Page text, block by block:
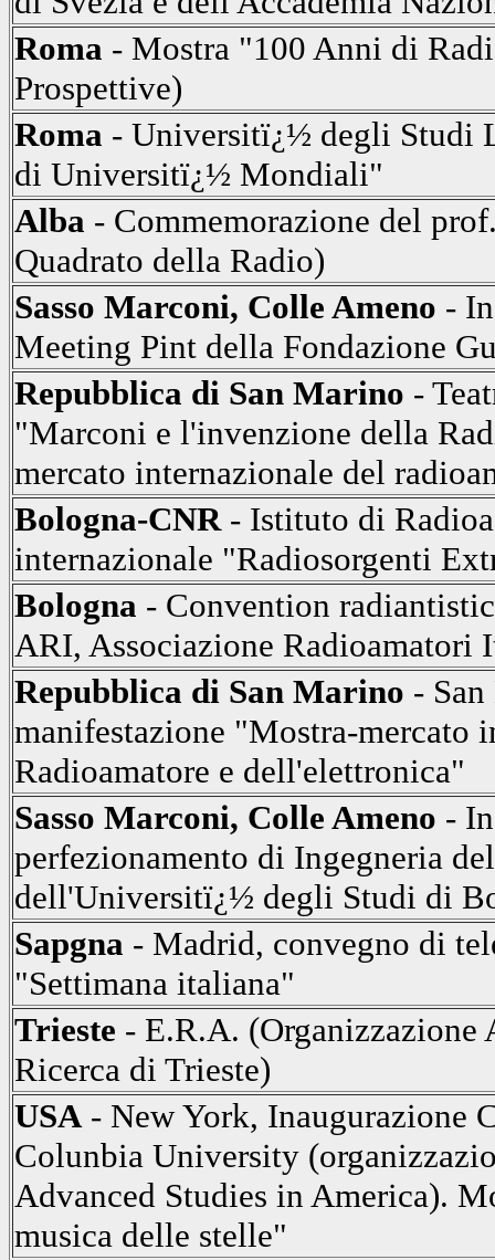
Roma - Mostra "100 Anni di
Prospettive)
Roma - Universitï¿½ degli Studi
di Universitï¿½ Mondiali"
Alba - Commemorazione del
Quadrato della Radio)
Sasso Marconi, Colle Ameno -
Meeting Pint della Fondazione
Repubblica di San Marino -
"Marconi e l'invenzione della
mercato internazionale del
Bologna-CNR- Istituto di
internazionale "Radiosorgenti
Bologna - Convention
ARI, Associazione Radioamatori
Repubblica di San Marino -
manifestazione "Mostra-mercato
Radioamatore e dell'elettronica"
Sasso Marconi, Colle Ameno -
perfezionamento di Ingegneria
dell'Universitï¿½ degli Studi di
Sapgna - Madrid, convegno di
"Settimana italiana"
Trieste - E.R.A. (Organizzazione
Ricerca di Trieste)
USA - New York, Inaugurazione
Colunbia University
Advanced Studies in America).
musica delle stelle"